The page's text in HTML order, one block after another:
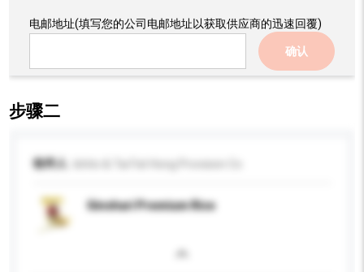
电邮地址(填写您的公司电邮地址以获取供应商的迅速回覆)
确认
步骤二
收件人
Ginshari Premium Rice